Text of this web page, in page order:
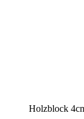
Holzblock